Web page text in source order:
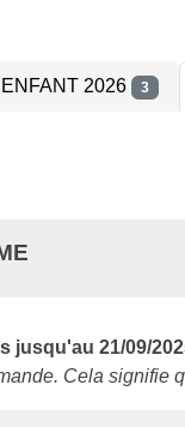
2026 3
jusqu'au 21/09/
Cela signifie